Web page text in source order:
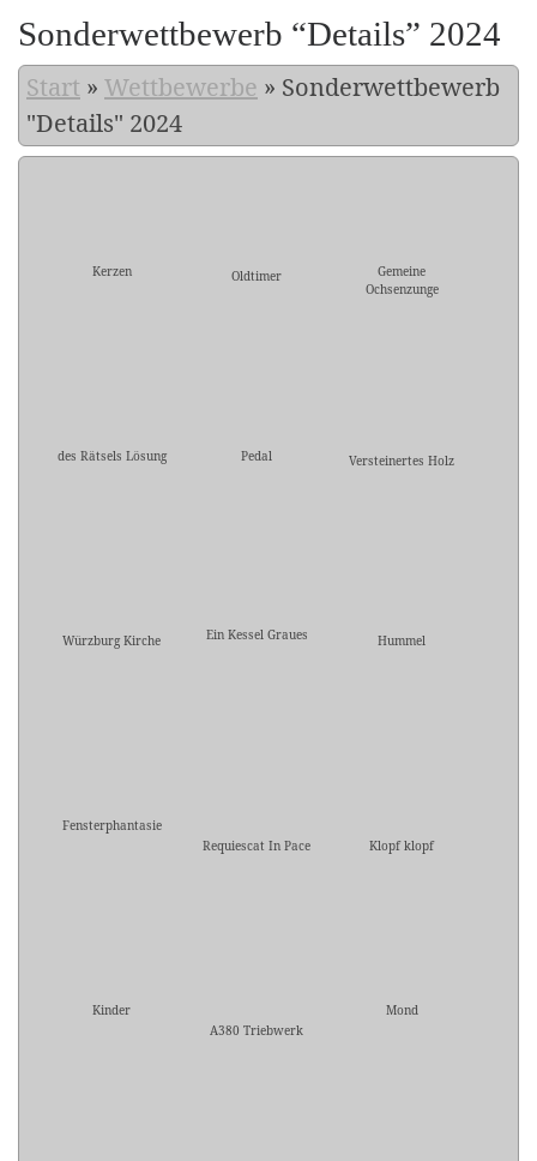
Sonderwettbewerb “Details” 2024
Start » Wettbewerbe » Sonderwettbewerb
"Details" 2024
Kerzen Oldtimer
Gemeine
Ochsenzunge
des Rätsels Lösung Pedal Versteinertes Holz
Würzburg Kirche Ein Kessel Graues Hummel
Fensterphantasie
Requiescat In Pace
Klopf klopf
Kinder
A380 Triebwerk
Mond